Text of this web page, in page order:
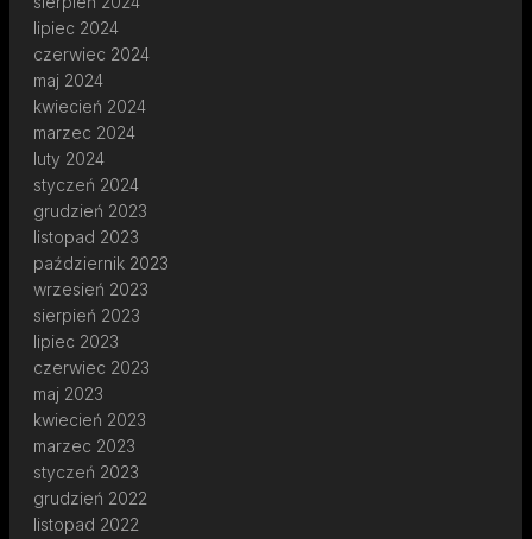
lipiec 2024
czerwiec 2024
maj 2024
kwiecień 2024
marzec 2024
luty 2024
styczeń 2024
grudzień 2023
listopad 2023
październik 2023
wrzesień 2023
sierpień 2023
lipiec 2023
czerwiec 2023
maj 2023
kwiecień 2023
marzec 2023
styczeń 2023
grudzień 2022
listopad 2022